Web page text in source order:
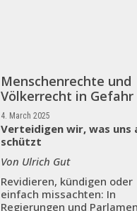
Menschenrechte und
Völkerrecht in Gefahr
4. March 2025
Verteidigen wir, was uns
schützt
Von Ulrich Gut
Revidieren, kündigen oder
einfach missachten: In
Regierungen und